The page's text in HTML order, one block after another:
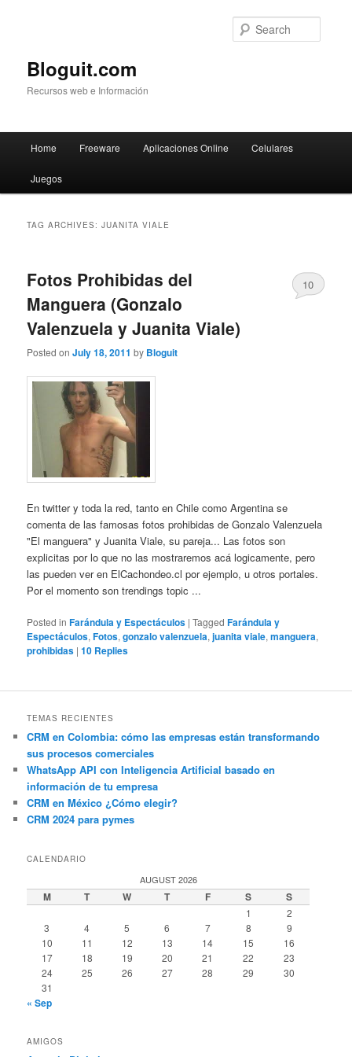
Bloguit.com
Recursos web e Información
Skip
to
Skip
to
Home Freeware Aplicaciones Online Celulares
Juegos
TAG ARCHIVES:JUANITA VIALE
Fotos Prohibidas del
Manguera (Gonzalo
Valenzuela y Juanita Viale)
Posted onJuly 18, 2011 by Bloguit
10
En twitter y toda la red, tanto en Chile como Argentina se
comenta de las famosas fotos prohibidas de Gonzalo Valenzuela
"El manguera" y Juanita Viale, su pareja... Las fotos son
explicitas por lo que no las mostraremos acá logicamente, pero
las pueden ver en ElCachondeo.cl por ejemplo, u otros portales.
Por el momento son trendings topic ...
Posted in Farándula y Espectáculos |Tagged Farándula y
Espectáculos,Fotos,gonzalo valenzuela,juanita viale,manguera,
prohibidas |10 Replies
TEMAS RECIENTES
CRM en Colombia: cómo las empresas están transformando
sus procesos comerciales
WhatsApp API con Inteligencia Artificial basado en
información de tu empresa
CRM en México ¿Cómo elegir?
CRM 2024 para pymes
CALENDARIO
AUGUST 2026
M T W T F S S
1
2
3
4 5 6 7 8
9
10
11 12 13 14 15
16
17
18 19 20 21 22
23
24
25 26 27 28 29
30
31
« Sep
AMIGOS